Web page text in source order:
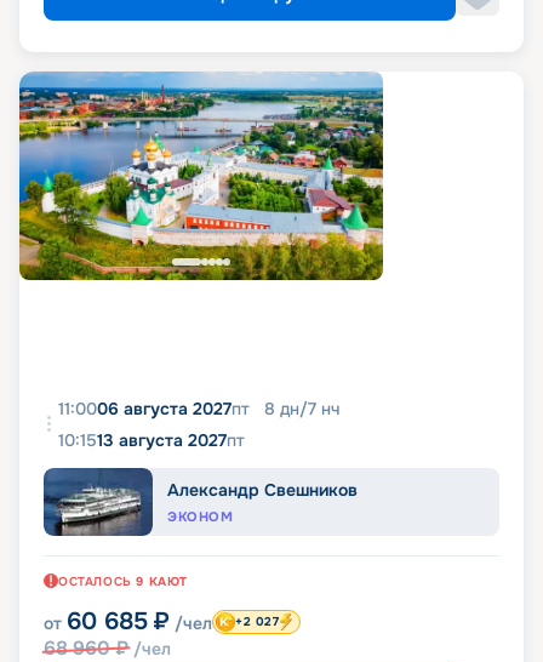
11:0006 августа 2027пт 8 дн/7 нч
10:1513 августа 2027пт
Александр Свешников
ЭКОНОМ
ОСТАЛОСЬ 9 КАЮТ
от 60 685 ₽ /чел
68 960₽ /чел
+2 027